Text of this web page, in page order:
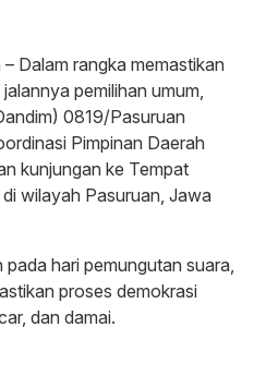
Dalam rangka memastikan
pemilihan umum,
0819/Pasuruan
Pimpinan Daerah
kunjungan ke Tempat
wilayah Pasuruan, Jawa
hari pemungutan suara,
proses demokrasi
dan damai.